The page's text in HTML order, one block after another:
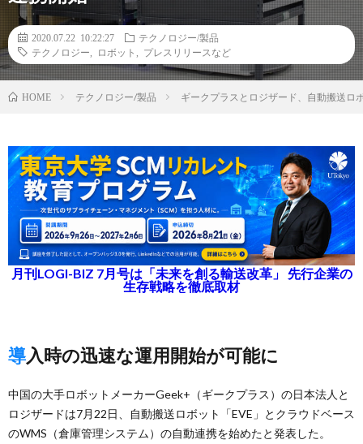
2020.07.22 10:22:27
テクノロジー/製品
テクノロジー
ロボット プレスリリースなど
HOME テクノロジー/製品 ギークプラスとロジザード、自動搬送ロ
月刊LOGI-BIZ 7月号は「未来を創る輸送改革」 先行企業の
生存戦略を徹底取材
導入時の迅速な運用開始が可能に
中国の大手ロボットメーカーGeek+（ギークプラス）の日本法人と
ロジザードは7月22日、自動搬送ロボット「EVE」とクラウドベース
のWMS（倉庫管理システム）の自動連携を始めたと発表した。